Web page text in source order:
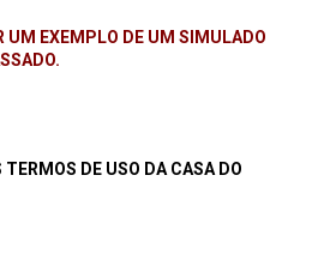
UM EXEMPLO DE UM SIMULADO
TERMOS DE USO DA CASA DO